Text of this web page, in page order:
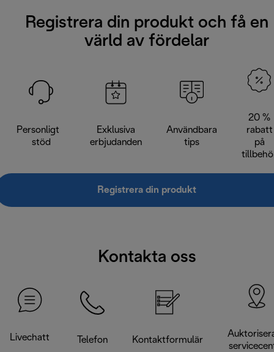
Registrera din produkt och få en
värld av fördelar
Personligt
stöd
Exklusiva
erbjudanden
Användbara
tips
20 %
rabatt
på
Registrera din produkt
Kontakta oss
Livechatt Telefon Kontaktformulär